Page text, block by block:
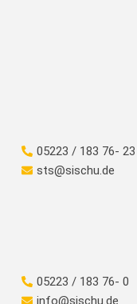
05223 / 183 76- 23
sts@sischu.de
05223 / 183 76- 0
info@sischu.de